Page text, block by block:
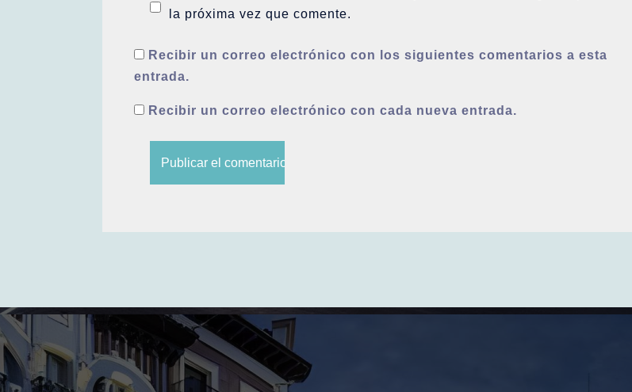
la próxima vez que comente.
Recibir un correo electrónico con los siguientes comentarios a esta
entrada.
Recibir un correo electrónico con cada nueva entrada.